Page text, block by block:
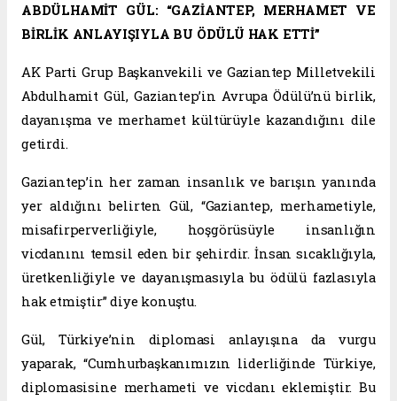
ABDÜLHAMİT GÜL: “GAZİANTEP, MERHAMET VE
BİRLİK ANLAYIŞIYLA BU ÖDÜLÜ HAK ETTİ”
AK Parti Grup Başkanvekili ve Gaziantep Milletvekili
Abdulhamit Gül, Gaziantep’in Avrupa Ödülü’nü birlik,
dayanışma ve merhamet kültürüyle kazandığını dile
getirdi.
Gaziantep’in her zaman insanlık ve barışın yanında
yer aldığını belirten Gül, “Gaziantep, merhametiyle,
misafirperverliğiyle, hoşgörüsüyle insanlığın
vicdanını temsil eden bir şehirdir. İnsan sıcaklığıyla,
üretkenliğiyle ve dayanışmasıyla bu ödülü fazlasıyla
hak etmiştir” diye konuştu.
Gül, Türkiye’nin diplomasi anlayışına da vurgu
yaparak, “Cumhurbaşkanımızın liderliğinde Türkiye,
diplomasisine merhameti ve vicdanı eklemiştir. Bu